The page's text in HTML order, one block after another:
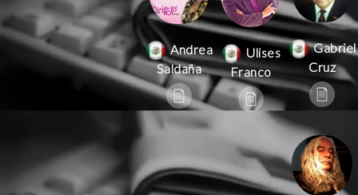
Andrea
Saldaña
Ulises
Franco
Gabriel
Cruz